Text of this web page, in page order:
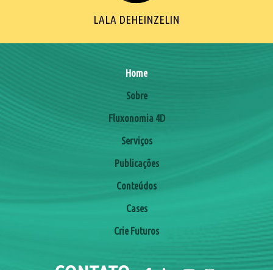
LALA DEHEINZELIN
Home
Sobre
Fluxonomia 4D
Serviços
Publicações
Conteúdos
Cases
Crie Futuros